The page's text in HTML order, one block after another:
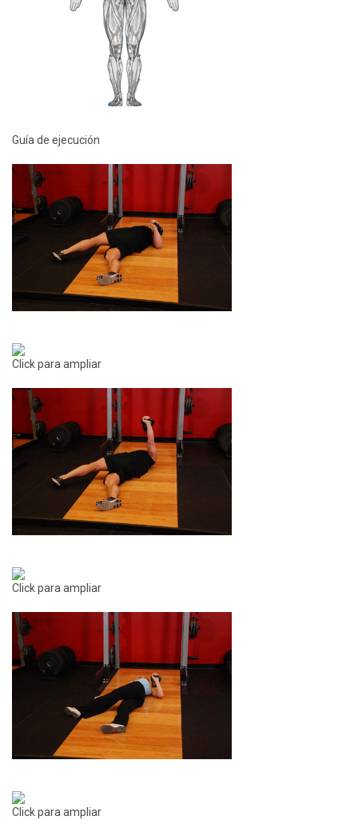
Guía de ejecución
Click para ampliar
Click para ampliar
Click para ampliar